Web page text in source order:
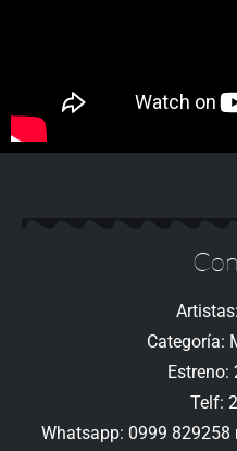
Categoría:
Estreno:
Telf:
Whatsapp: 0999